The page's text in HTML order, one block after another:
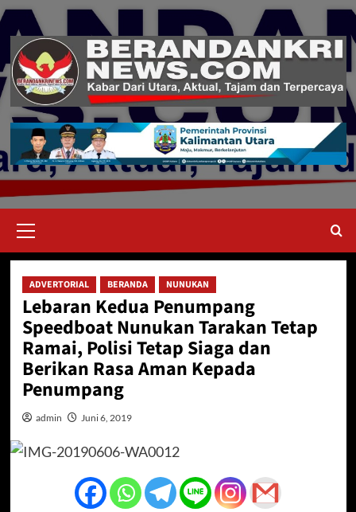
Skip
content
Menu
ADVERTORIAL BERANDA NUNUKAN
Lebaran Kedua Penumpang
Speedboat Nunukan Tarakan Tetap
Ramai, Polisi Tetap Siaga dan
Berikan Rasa Aman Kepada
Penumpang
admin Juni 6, 2019